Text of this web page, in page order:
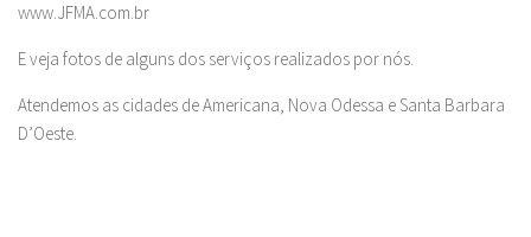
www.JFMA.com.br
E veja fotos de alguns dos serviços realizados por nós.
Atendemos as cidades de Americana, Nova Odessa e Santa Barbara
D’Oeste.